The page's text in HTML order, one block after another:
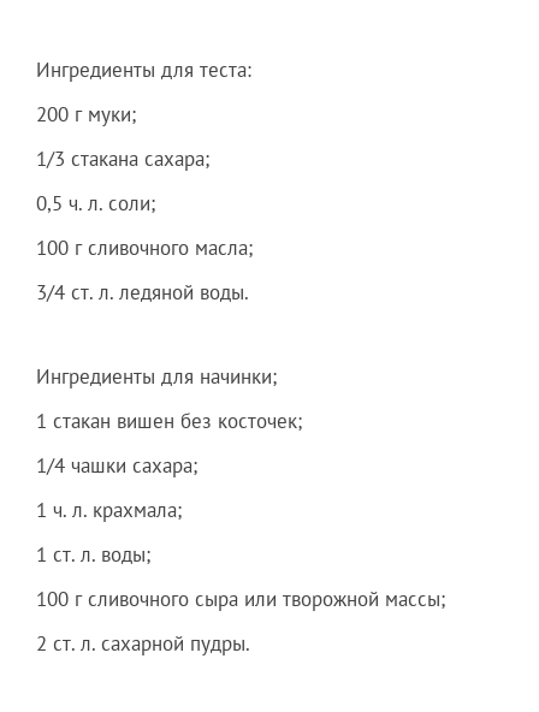
Ингредиенты для теста:
200 г муки;
1/3 стакана сахара;
0,5 ч. л. соли;
100 г сливочного масла;
3/4 ст. л. ледяной воды.
Ингредиенты для начинки;
1 стакан вишен без косточек;
1/4 чашки сахара;
1 ч. л. крахмала;
1 ст. л. воды;
100 г сливочного сыра или творожной массы;
2 ст. л. сахарной пудры.